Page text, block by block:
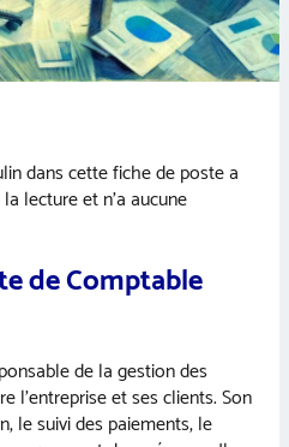
dans cette fiche de poste a
lecture et n’a aucune
de Comptable
de la gestion des
l’entreprise et ses clients. Son
le suivi des paiements, le